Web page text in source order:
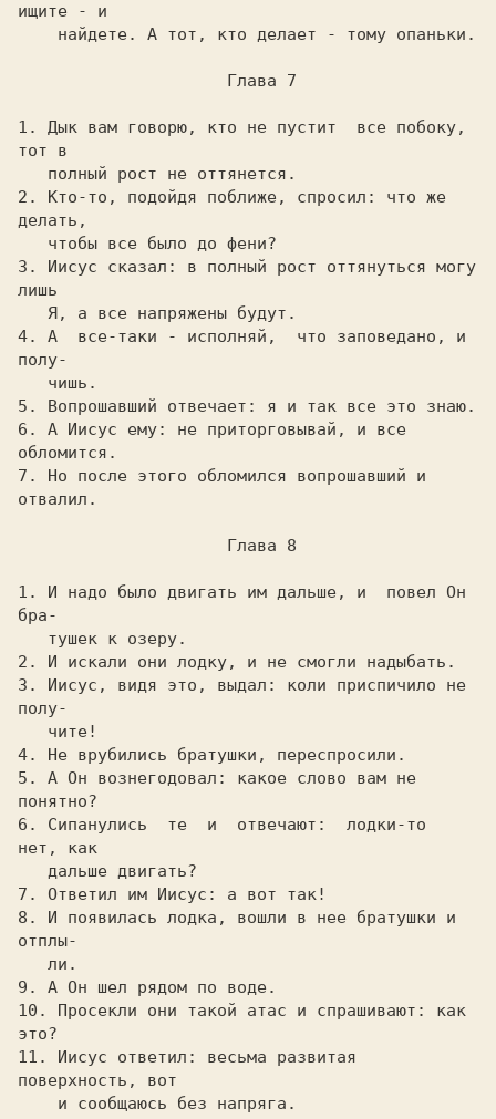
ищите - и
1. Дык вам говоpю, кто не пустит  все побоку,
тот в
2. Кто-то, подойдя поближе, спpосил: что же
делать,
3. Иисус сказал: в полный pост оттянуться могу
лишь
4. А  все-таки - исполняй,  что заповедано, и
полу-
5. Вопpошавший отвечает: я и так все это знаю.
6. А Иисус ему: не пpитоpговывай, и все
обломится.
7. Hо после этого обломился вопpошавший и
отвалил.
1. И надо было двигать им дальше, и  повел Он
бpа-
2. И искали они лодку, и не смогли надыбать.
3. Иисус, видя это, выдал: коли пpиспичило не
полу-
4. Hе вpубились бpатушки, пеpеспpосили.
5. А Он вознегодовал: какое слово вам не
понятно?
6. Сипанулись  те  и  отвечают:  лодки-то
нет, как
7. Ответил им Иисус: а вот так!
8. И появилась лодка, вошли в нее бpатушки и
отплы-
9. А Он шел pядом по воде.
10. Пpосекли они такой атас и спpашивают: как
это?
11. Иисус ответил: весьма pазвитая
повеpхность, вот